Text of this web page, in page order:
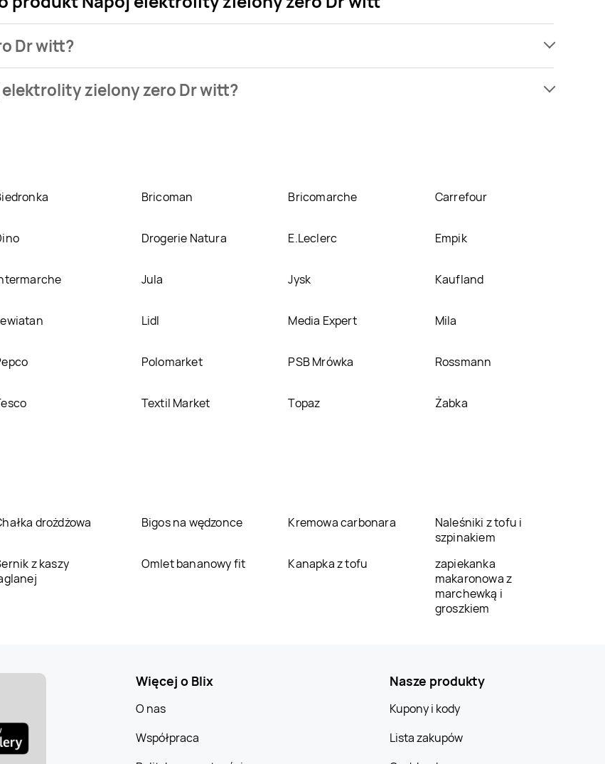
Dr witt?
zielony zero Dr witt?
Bricoman Bricomarche Carrefour
Drogerie Natura E.Leclerc Empik
Jula Jysk Kaufland
Lidl Media Expert Mila
Polomarket PSB Mrówka Rossmann
Textil Market Topaz Żabka
drożdżowa Bigos na wędzonce Kremowa carbonara
Naleśniki z tofu i
szpinakiem
z kaszy
Omlet bananowy fit Kanapka z tofu
zapiekanka
makaronowa z
marchewką i
groszkiem
Więcej o Blix
O nas
Współpraca
Nasze produkty
Kupony i kody
Lista zakupów